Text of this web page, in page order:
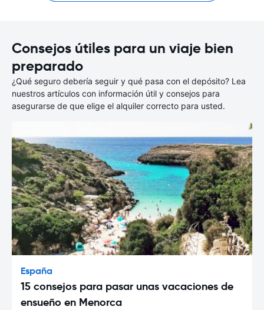
Consejos útiles para un viaje bien
preparado
¿Qué seguro debería seguir y qué pasa con el depósito? Lea
nuestros artículos con información útil y consejos para
asegurarse de que elige el alquiler correcto para usted.
España
15 consejos para pasar unas vacaciones de
ensueño en Menorca